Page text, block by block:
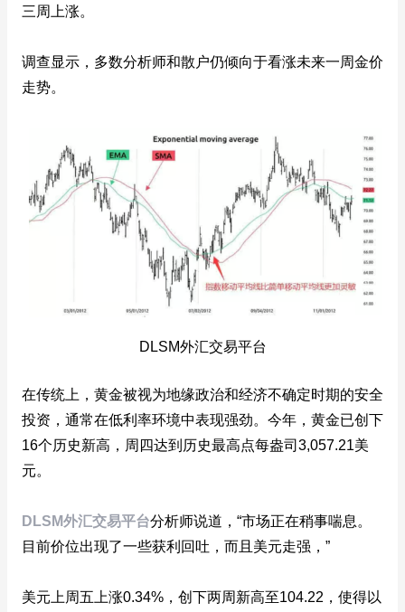
三周上涨。
调查显示，多数分析师和散户仍倾向于看涨未来一周金价
走势。
DLSM外汇交易平台
在传统上，黄金被视为地缘政治和经济不确定时期的安全
投资，通常在低利率环境中表现强劲。今年，黄金已创下
16个历史新高，周四达到历史最高点每盎司3,057.21美
元。
DLSM外汇交易平台分析师说道，“市场正在稍事喘息。
目前价位出现了一些获利回吐，而且美元走强，”
美元上周五上涨0.34%，创下两周新高至104.22，使得以